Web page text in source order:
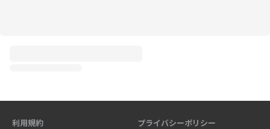
利用規約 プライバシーポリシー